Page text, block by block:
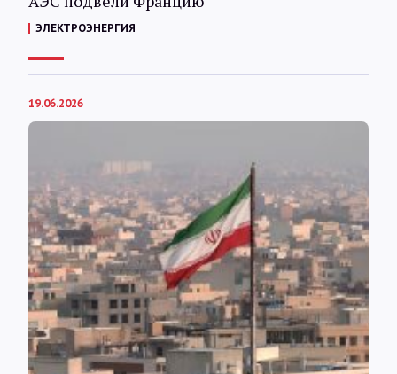
ЭЛЕКТРОЭНЕРГИЯ
19.06.2026